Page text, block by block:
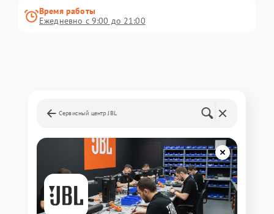
Время работы
Ежедневно с 9:00 до 21:00
Сервисный центр JBL